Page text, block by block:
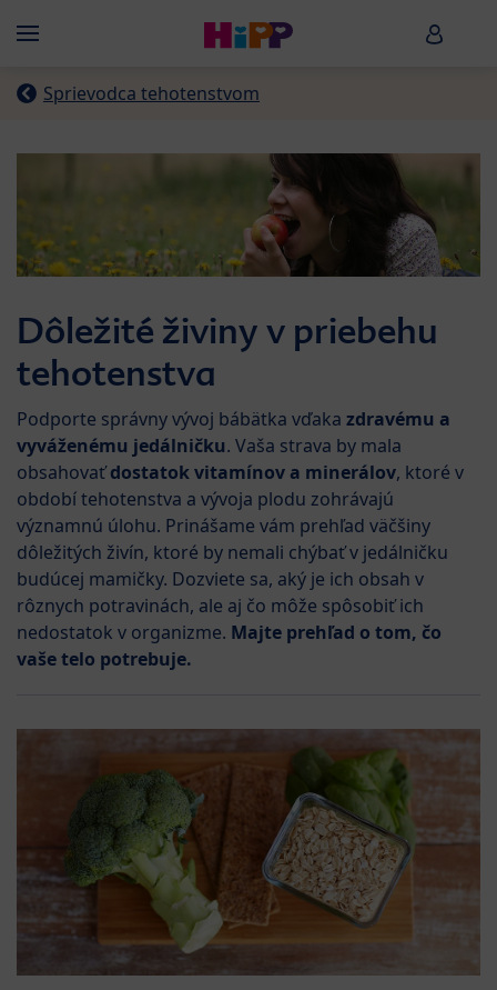
Menü HiPP
Sprievodca tehotenstvom
Dôležité živiny v priebehu
tehotenstva
Podporte správny vývoj bábätka vďaka zdravému a
vyváženému jedálničku. Vaša strava by mala
obsahovaťdostatok vitamínov a minerálov, ktoré v
období tehotenstva a vývoja plodu zohrávajú
významnú úlohu. Prinášame vám prehľad väčšiny
dôležitých živín, ktoré by nemali chýbať v jedálničku
budúcej mamičky. Dozviete sa, aký je ich obsah v
rôznych potravinách, ale aj čo môže spôsobiť ich
nedostatok v organizme. Majte prehľad o tom, čo
vaše telo potrebuje.